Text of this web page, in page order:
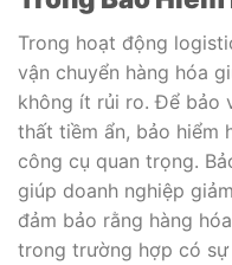
Trong hoạt động
vận chuyển hàng hóa
không ít rủi ro. Để bảo
thất tiềm ẩn, bảo hiểm
công cụ quan trọng.
giúp doanh nghiệp
đảm bảo rằng hàng
trong trường hợp có